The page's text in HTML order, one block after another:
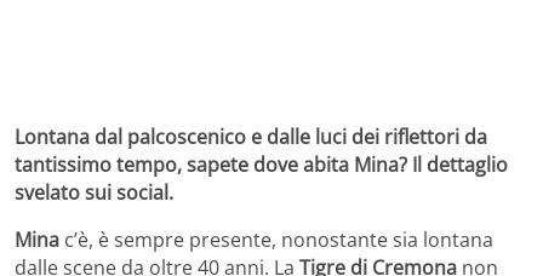
Lontana dal palcoscenico e dalle luci dei riflettori da
tantissimo tempo, sapete dove abita Mina? Il dettaglio
svelato sui social.
Mina c’è, è sempre presente, nonostante sia lontana
dalle scene da oltre 40 anni. La Tigre di Cremona non